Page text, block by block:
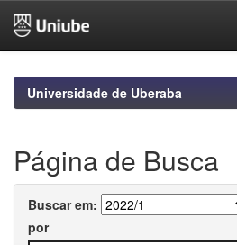
navigationUniversidade de Uberaba
Página de Busca
Buscar em:
por